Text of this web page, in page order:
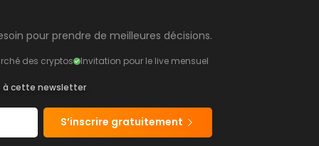
pour prendre de meilleures décisions.
des cryptos Invitation pour le live mensuel
à cette newsletter
S’inscrire gratuitement